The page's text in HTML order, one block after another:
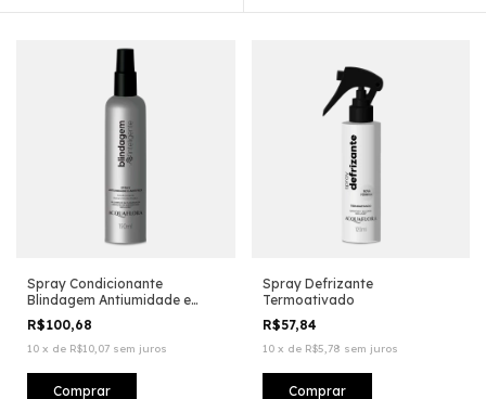
Spray Condicionante
Blindagem Antiumidade e
Antifrizz
R$100,68
10 x de R$10,07 sem juros
Spray Defrizante
Termoativado
R$57,84
10 x de R$5,78 sem juros